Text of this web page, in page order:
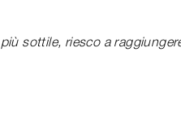
sottile, riesco a